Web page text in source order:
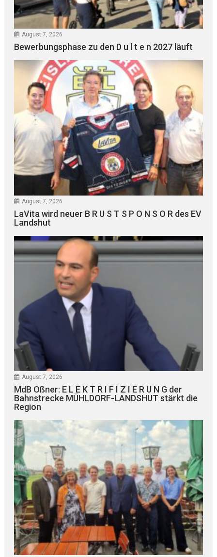
August 7, 2026
Bewerbungsphase zu den D u l t e n 2027 läuft
August 7, 2026
LaVita wird neuer B R U S T S P O N S O R des EV
Landshut
August 7, 2026
MdB Oßner: E L E K T R I F I Z I E R U N G der
Bahnstrecke MÜHLDORF-LANDSHUT stärkt die
Region